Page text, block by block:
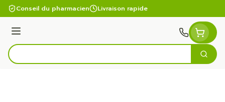
Aller au contenu
Conseil du pharmacien Livraison rapide
Menu
Rechercher